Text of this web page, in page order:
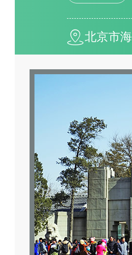
导，学校的排
情况，建议查
北京市